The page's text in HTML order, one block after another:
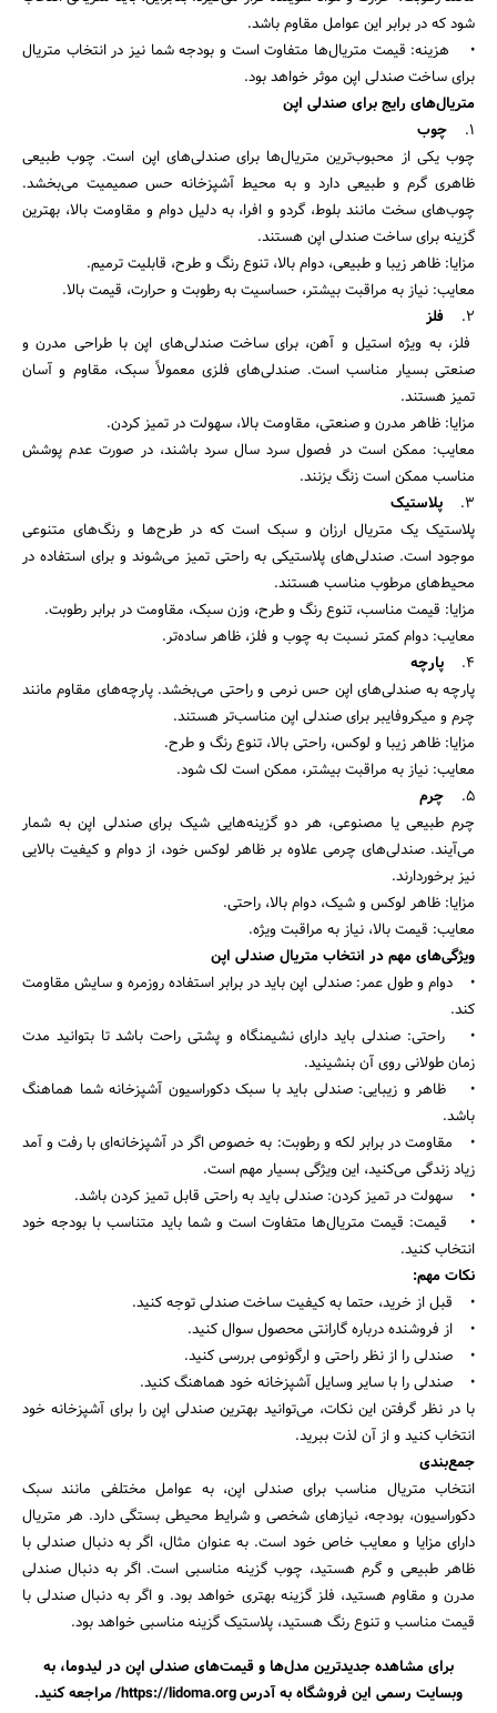
جستجو
شود که در برابر این عوامل مقاوم باشد.
• هزینه: قیمت متریال‌ها متفاوت است و بودجه شما نیز در انتخاب متریال
برای ساخت صندلی اپن موثر خواهد بود.
متریال‌های رایج برای صندلی اپن
1.
چوب
چوب یکی از محبوب‌ترین متریال‌ها برای صندلی‌های اپن است. چوب طبیعی
ظاهری گرم و طبیعی دارد و به محیط آشپزخانه حس صمیمیت می‌بخشد.
چوب‌های سخت مانند بلوط، گردو و افرا، به دلیل دوام و مقاومت بالا، بهترین
گزینه برای ساخت صندلی اپن هستند.
مزایا: ظاهر زیبا و طبیعی، دوام بالا، تنوع رنگ و طرح، قابلیت ترمیم.
معایب: نیاز به مراقبت بیشتر، حساسیت به رطوبت و حرارت، قیمت بالا.
2.
فلز
فلز، به ویژه استیل و آهن، برای ساخت صندلی‌های اپن با طراحی مدرن و
صنعتی بسیار مناسب است. صندلی‌های فلزی معمولاً سبک، مقاوم و آسان
تمیز هستند.
مزایا: ظاهر مدرن و صنعتی، مقاومت بالا، سهولت در تمیز کردن.
معایب: ممکن است در فصول سرد سال سرد باشند، در صورت عدم پوشش
مناسب ممکن است زنگ بزنند.
3.
پلاستیک
پلاستیک یک متریال ارزان و سبک است که در طرح‌ها و رنگ‌های متنوعی
موجود است. صندلی‌های پلاستیکی به راحتی تمیز می‌شوند و برای استفاده در
محیط‌های مرطوب مناسب هستند.
مزایا: قیمت مناسب، تنوع رنگ و طرح، وزن سبک، مقاومت در برابر رطوبت.
معایب: دوام کمتر نسبت به چوب و فلز، ظاهر ساده‌تر.
4.
پارچه
پارچه به صندلی‌های اپن حس نرمی و راحتی می‌بخشد. پارچه‌های مقاوم مانند
چرم و میکروفایبر برای صندلی اپن مناسب‌تر هستند.
مزایا: ظاهر زیبا و لوکس، راحتی بالا، تنوع رنگ و طرح.
معایب: نیاز به مراقبت بیشتر، ممکن است لک شود.
5.
چرم
چرم طبیعی یا مصنوعی، هر دو گزینه‌هایی شیک برای صندلی اپن به شمار
می‌آیند. صندلی‌های چرمی علاوه بر ظاهر لوکس خود، از دوام و کیفیت بالایی
نیز برخوردارند.
مزایا: ظاهر لوکس و شیک، دوام بالا، راحتی.
معایب: قیمت بالا، نیاز به مراقبت ویژه.
ویژگی‌های مهم در انتخاب متریال صندلی اپن
• دوام و طول عمر: صندلی اپن باید در برابر استفاده روزمره و سایش مقاومت
کند.
• راحتی: صندلی باید دارای نشیمنگاه و پشتی راحت باشد تا بتوانید مدت
زمان طولانی روی آن بنشینید.
• ظاهر و زیبایی: صندلی باید با سبک دکوراسیون آشپزخانه شما هماهنگ
باشد.
• مقاومت در برابر لکه و رطوبت: به خصوص اگر در آشپزخانه‌ای با رفت و آمد
زیاد زندگی می‌کنید، این ویژگی بسیار مهم است.
• سهولت در تمیز کردن: صندلی باید به راحتی قابل تمیز کردن باشد.
• قیمت: قیمت متریال‌ها متفاوت است و شما باید متناسب با بودجه خود
انتخاب کنید.
نکات مهم:
• قبل از خرید، حتما به کیفیت ساخت صندلی توجه کنید.
• از فروشنده درباره گارانتی محصول سوال کنید.
• صندلی را از نظر راحتی و ارگونومی بررسی کنید.
• صندلی را با سایر وسایل آشپزخانه خود هماهنگ کنید.
با در نظر گرفتن این نکات، می‌توانید بهترین صندلی اپن را برای آشپزخانه خود
انتخاب کنید و از آن لذت ببرید.
جمع‌بندی
انتخاب متریال مناسب برای صندلی اپن، به عوامل مختلفی مانند سبک
دکوراسیون، بودجه، نیازهای شخصی و شرایط محیطی بستگی دارد. هر متریال
دارای مزایا و معایب خاص خود است. به عنوان مثال، اگر به دنبال صندلی با
ظاهر طبیعی و گرم هستید، چوب گزینه مناسبی است. اگر به دنبال صندلی
مدرن و مقاوم هستید، فلز گزینه بهتری خواهد بود. و اگر به دنبال صندلی با
قیمت مناسب و تنوع رنگ هستید، پلاستیک گزینه مناسبی خواهد بود.
برای مشاهده جدیدترین مدل‌ها و قیمت‌های صندلی اپن در لیدوما، به
وبسایت رسمی این فروشگاه به آدرس https://lidoma.org/ مراجعه کنید.